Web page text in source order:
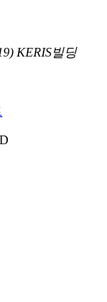
KERIS빌딩